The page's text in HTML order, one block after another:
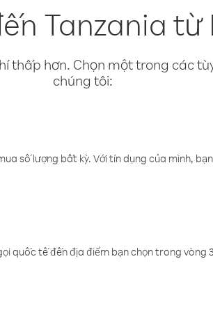
Tanzania
thấp hơn. Chọn một trong các
chúng tôi:
số lượng bất kỳ. Với tín dụng của mình,
quốc tế đến địa điểm bạn chọn trong vòng